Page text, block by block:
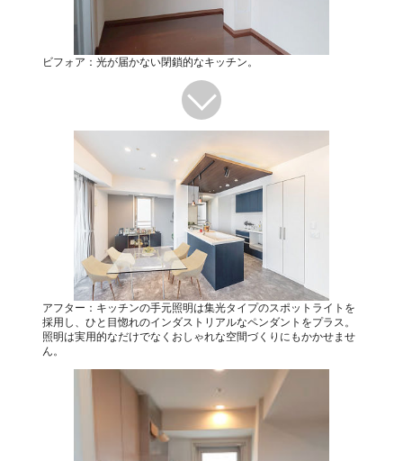
ビフォア：光が届かない閉鎖的なキッチン。
アフター：キッチンの手元照明は集光タイプのスポットライトを
採用し、ひと目惚れのインダストリアルなペンダントをプラス。
照明は実用的なだけでなくおしゃれな空間づくりにもかかせませ
ん。